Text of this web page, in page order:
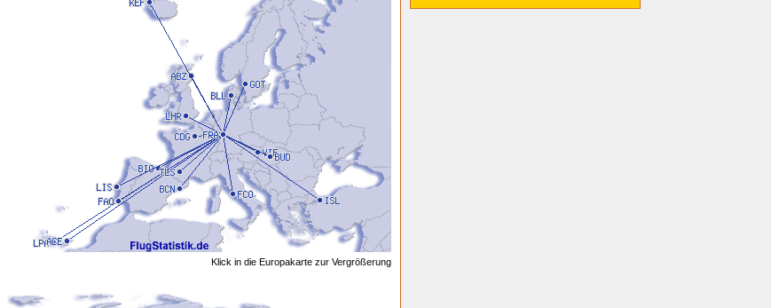
Klick in die Europakarte zur Vergrößerung